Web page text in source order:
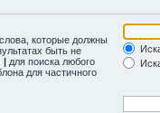
которые должны
быть не
| для поиска любого
для частичного